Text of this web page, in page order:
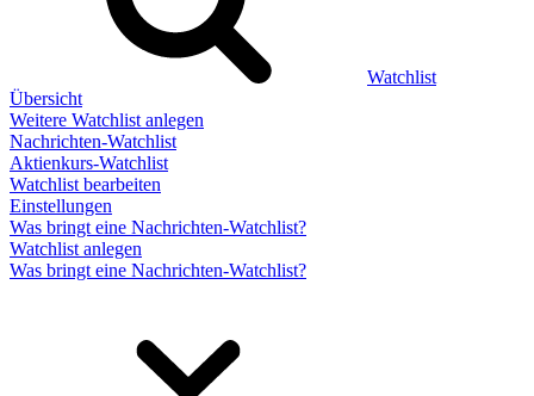
Watchlist
Übersicht
Weitere Watchlist anlegen
Nachrichten-Watchlist
Aktienkurs-Watchlist
Watchlist bearbeiten
Einstellungen
Was bringt eine Nachrichten-Watchlist?
Watchlist anlegen
Was bringt eine Nachrichten-Watchlist?